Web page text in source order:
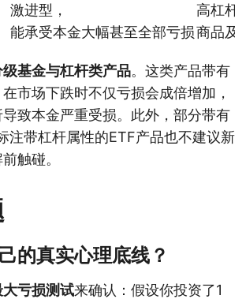
激进型，
能承受本金大幅甚至全部亏损
高杠杆
商品及
基金与杠杆类产品。这类产品带有
市场下跌时不仅亏损会成倍增加，
致本金严重受损。此外，部分带有
注带杠杆属性的ETF产品也不建议新
触碰。
的真实心理底线？
亏损测试来确认：假设你投资了1